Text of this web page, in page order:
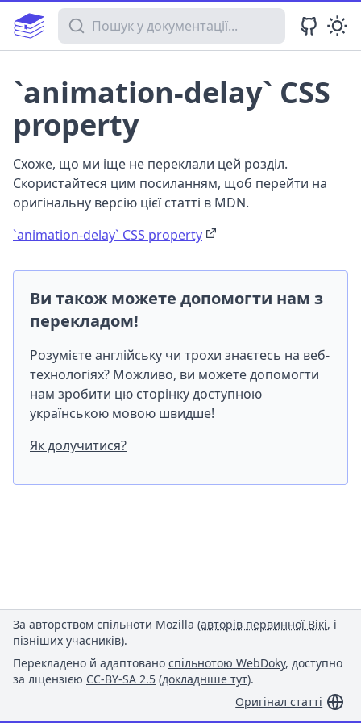
Пошук у документації
`animation-delay` CSS
property
Схоже, що ми іще не переклали цей розділ.
Скористайтеся цим посиланням, щоб перейти на
оригінальну версію цієї статті в MDN.
`animation-delay` CSS property
Ви також можете допомогти нам з
перекладом!
Розумієте англійську чи трохи знаєтесь на веб-
технологіях? Можливо, ви можете допомогти
нам зробити цю сторінку доступною
українською мовою швидше!
Як долучитися?
За авторством спільноти Mozilla (авторів первинної Вікі, і
пізніших учасників).
Перекладено й адаптовано спільнотою WebDoky, доступно
за ліцензією CC-BY-SA 2.5 (докладніше тут).
Оригінал статті